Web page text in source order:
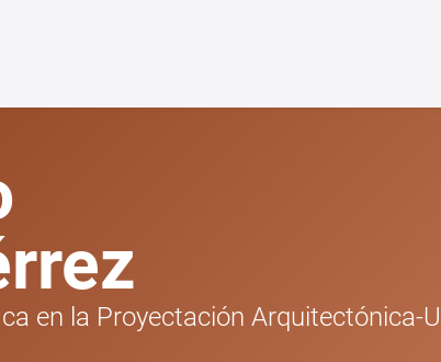
en la Proyectación Arquitectónica-